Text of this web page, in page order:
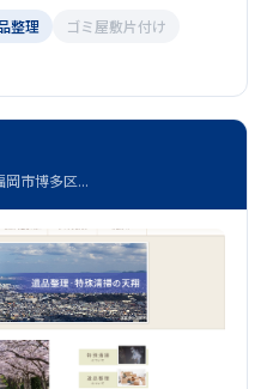
整理
ゴミ屋敷片付け
岡市博多区...